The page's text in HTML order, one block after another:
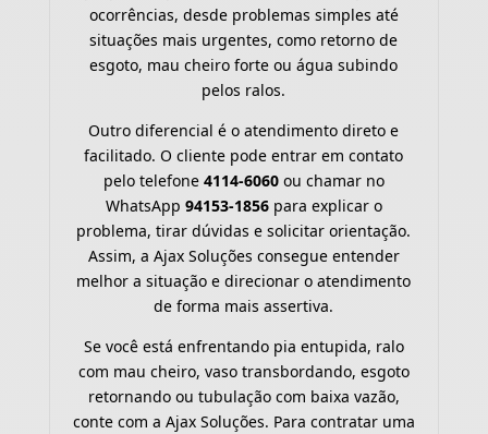
ocorrências, desde problemas simples até
situações mais urgentes, como retorno de
esgoto, mau cheiro forte ou água subindo
pelos ralos.
Outro diferencial é o atendimento direto e
facilitado. O cliente pode entrar em contato
pelo telefone 4114-6060ou chamar no
WhatsApp 94153-1856para explicar o
problema, tirar dúvidas e solicitar orientação.
Assim, a Ajax Soluções consegue entender
melhor a situação e direcionar o atendimento
de forma mais assertiva.
Se você está enfrentando pia entupida, ralo
com mau cheiro, vaso transbordando, esgoto
retornando ou tubulação com baixa vazão,
conte com a Ajax Soluções. Para contratar uma